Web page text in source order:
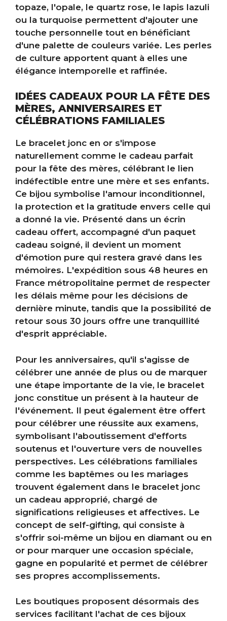
topaze, l'opale, le quartz rose, le lapis lazuli
ou la turquoise permettent d'ajouter une
touche personnelle tout en bénéficiant
d'une palette de couleurs variée. Les perles
de culture apportent quant à elles une
élégance intemporelle et raffinée.
IDÉES CADEAUX POUR LA FÊTE DES
MÈRES, ANNIVERSAIRES ET
CÉLÉBRATIONS FAMILIALES
Le bracelet jonc en or s'impose
naturellement comme le cadeau parfait
pour la fête des mères, célébrant le lien
indéfectible entre une mère et ses enfants.
Ce bijou symbolise l'amour inconditionnel,
la protection et la gratitude envers celle qui
a donné la vie. Présenté dans un écrin
cadeau offert, accompagné d'un paquet
cadeau soigné, il devient un moment
d'émotion pure qui restera gravé dans les
mémoires. L'expédition sous 48 heures en
France métropolitaine permet de respecter
les délais même pour les décisions de
dernière minute, tandis que la possibilité de
retour sous 30 jours offre une tranquillité
d'esprit appréciable.
Pour les anniversaires, qu'il s'agisse de
célébrer une année de plus ou de marquer
une étape importante de la vie, le bracelet
jonc constitue un présent à la hauteur de
l'événement. Il peut également être offert
pour célébrer une réussite aux examens,
symbolisant l'aboutissement d'efforts
soutenus et l'ouverture vers de nouvelles
perspectives. Les célébrations familiales
comme les baptêmes ou les mariages
trouvent également dans le bracelet jonc
un cadeau approprié, chargé de
significations religieuses et affectives. Le
concept de self-gifting, qui consiste à
s'offrir soi-même un bijou en diamant ou en
or pour marquer une occasion spéciale,
gagne en popularité et permet de célébrer
ses propres accomplissements.
Les boutiques proposent désormais des
services facilitant l'achat de ces bijoux